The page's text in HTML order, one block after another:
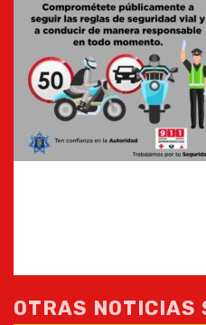
OTRAS NOTICIAS